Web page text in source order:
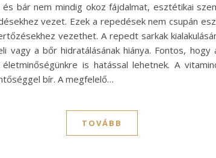
bár nem mindig okoz fájdalmat, esztétikai
vezet. Ezek a repedések nem csupán
vezethet. A repedt sarkak
vagy a bőr hidratálásának hiánya. Fontos,
is hatással lehetnek. A
bír. A megfelelő…
TOVÁBB